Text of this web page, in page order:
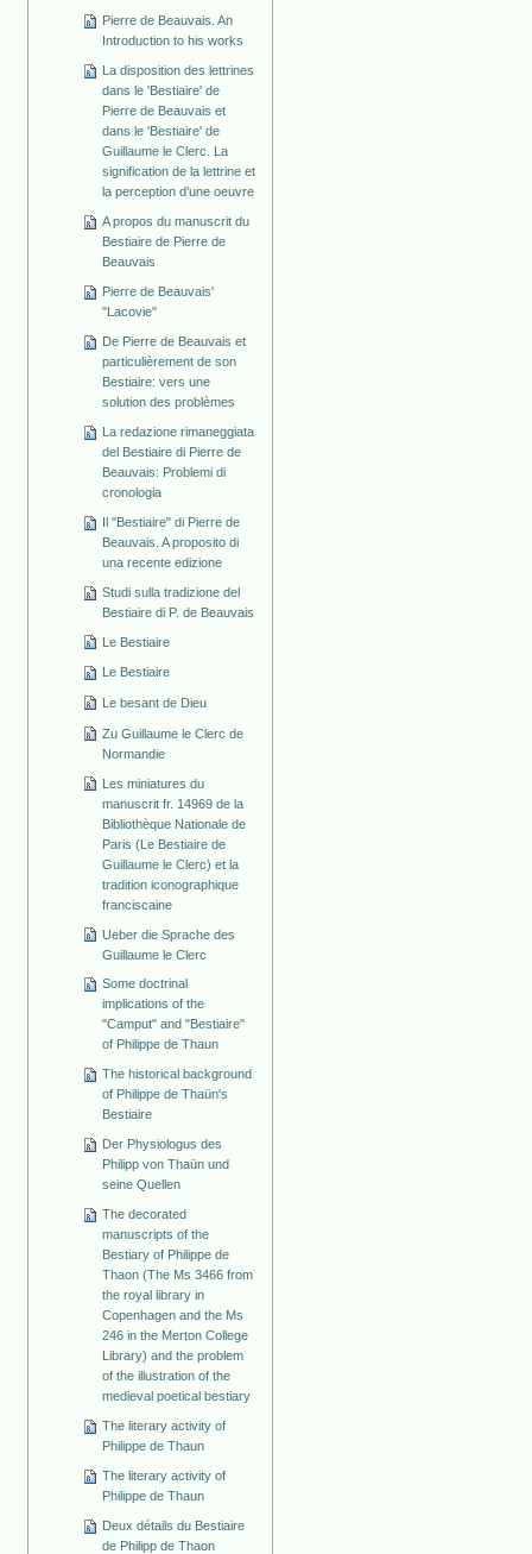
Pierre de Beauvais. An
Introduction to his works
La disposition des lettrines
dans le 'Bestiaire' de
Pierre de Beauvais et
dans le 'Bestiaire' de
Guillaume le Clerc. La
signification de la lettrine et
la perception d'une oeuvre
A propos du manuscrit du
Bestiaire de Pierre de
Beauvais
Pierre de Beauvais'
"Lacovie"
De Pierre de Beauvais et
particulièrement de son
Bestiaire: vers une
solution des problèmes
La redazione rimaneggiata
del Bestiaire di Pierre de
Beauvais: Problemi di
cronologia
Il "Bestiaire" di Pierre de
Beauvais. A proposito di
una recente edizione
Studi sulla tradizione del
Bestiaire di P. de Beauvais
Le Bestiaire
Le Bestiaire
Le besant de Dieu
Zu Guillaume le Clerc de
Normandie
Les miniatures du
manuscrit fr. 14969 de la
Bibliothèque Nationale de
Paris (Le Bestiaire de
Guillaume le Clerc) et la
tradition iconographique
franciscaine
Ueber die Sprache des
Guillaume le Clerc
Some doctrinal
implications of the
"Camput" and "Bestiaire"
of Philippe de Thaun
The historical background
of Philippe de Thaün's
Bestiaire
Der Physiologus des
Philipp von Thaün und
seine Quellen
The decorated
manuscripts of the
Bestiary of Philippe de
Thaon (The Ms 3466 from
the royal library in
Copenhagen and the Ms
246 in the Merton College
Library) and the problem
of the illustration of the
medieval poetical bestiary
The literary activity of
Philippe de Thaun
The literary activity of
Philippe de Thaun
Deux détails du Bestiaire
de Philipp de Thaon